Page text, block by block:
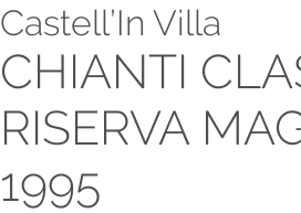
Castell’In Villa
CHIANTI
RISERVA
1995